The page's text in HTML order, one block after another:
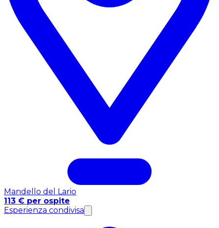
Mandello del Lario
113 € per ospite
Esperienza condivisa